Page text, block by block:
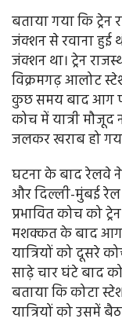
बताया गया कि
जंक्शन से रवाना हुई
जंक्शन था। ट्रेन
विक्रमगढ़ आलोट
कुछ समय बाद आग
कोच में यात्री मौजूद
जलकर खराब हो
घटना के बाद रेलवे
और दिल्ली-मुंबई रेल
प्रभावित कोच को
मशक्कत के बाद आग
यात्रियों को दूसरे
साढ़े चार घंटे बाद
बताया कि कोटा
यात्रियों को उसमें